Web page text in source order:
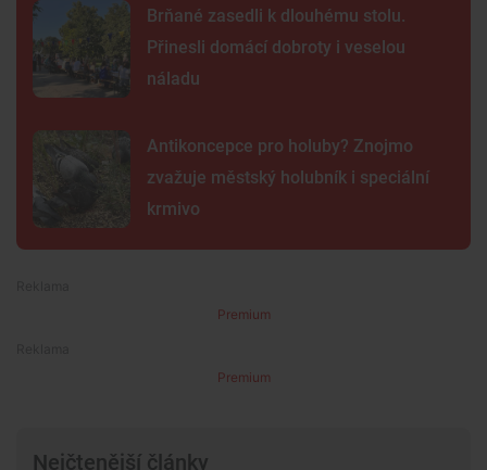
Brňané zasedli k dlouhému stolu.
Přinesli domácí dobroty i veselou
náladu
Antikoncepce pro holuby? Znojmo
zvažuje městský holubník i speciální
krmivo
Premium
Premium
Nejčtenější články